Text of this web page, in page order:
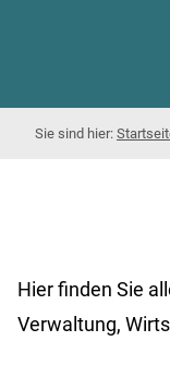
Hier finden Sie
Verwaltung,